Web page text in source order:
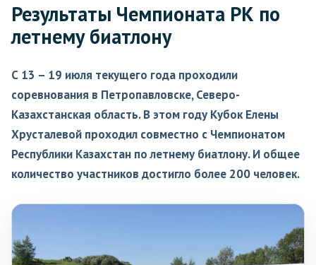
Результаты Чемпионата РК по
летнему биатлону
С 13 – 19 июля текущего года проходили
соревнования в Петропавловске, Северо-
Казахстанская область. В этом году Кубок Елены
Хрусталевой проходил совместно с Чемпионатом
Республики Казахстан по летнему биатлону. И общее
количество участников достигло более 200 человек.